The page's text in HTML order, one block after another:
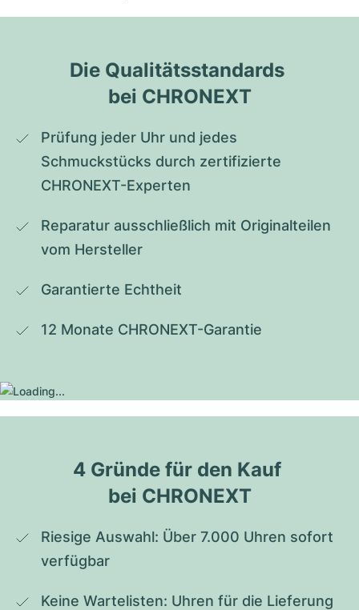
Die Qualitätsstandards
bei CHRONEXT
Prüfung jeder Uhr und jedes
Schmuckstücks durch zertifizierte
CHRONEXT-Experten
Reparatur ausschließlich mit Originalteilen
vom Hersteller
Garantierte Echtheit
12 Monate CHRONEXT-Garantie
4 Gründe für den Kauf
bei CHRONEXT
Riesige Auswahl: Über 7.000 Uhren sofort
verfügbar
Keine Wartelisten: Uhren für die Lieferung